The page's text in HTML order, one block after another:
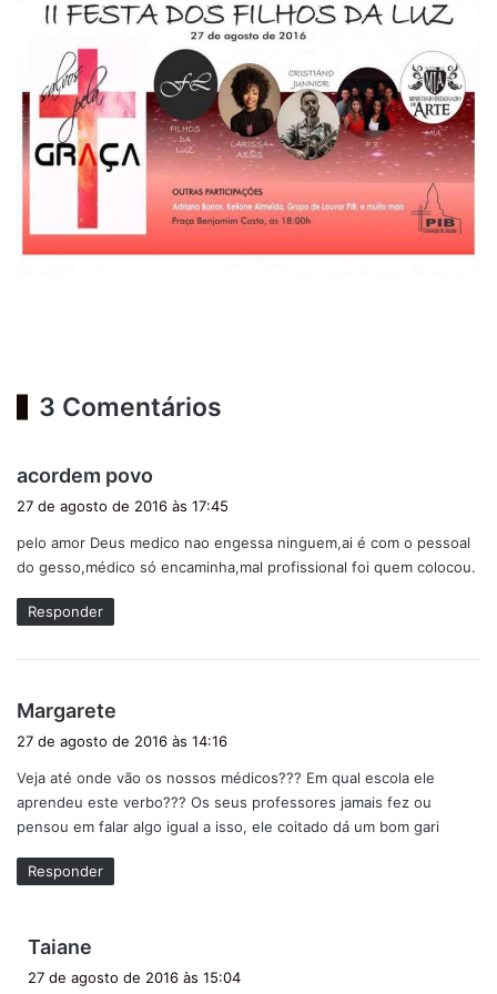
3 Comentários
acordem povo
i
s
e
27 de agosto de 2016 às 17:45
pelo amor Deus medico nao engessa ninguem,ai é com o pessoal
do gesso,médico só encaminha,mal profissional foi quem colocou.
Responder
Margarete
i
s
e
:
27 de agosto de 2016 às 14:16
Veja até onde vão os nossos médicos??? Em qual escola ele
aprendeu este verbo??? Os seus professores jamais fez ou
pensou em falar algo igual a isso, ele coitado dá um bom gari
Responder
Taiane
27 de agosto de 2016 às 15:04